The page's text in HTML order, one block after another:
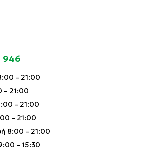
946
– 21:00
– 21:00
– 21:00
– 21:00
8:00 – 21:00
– 15:30